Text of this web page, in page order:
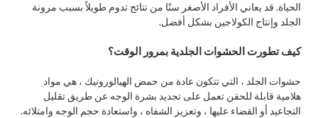
الحياة. قد يعاني الأفراد الأصغر سنًا من نتائج تدوم طويلاً بسبب مرونة
الجلد وإنتاج الكولاجين بشكل أفضل.
كيف تطورت الحشوات الجلدية بمرور الوقت؟
حشوات الجلد ، التي تتكون عادة من حمض الهيالورونيك ، هي مواد
هلامية قابلة للحقن تعمل على تجديد بشرة الوجه عن طريق تقليل
التجاعيد أو القضاء عليها ، وتعزيز الشفاه ، واستعادة حجم الوجه وامتلائه.